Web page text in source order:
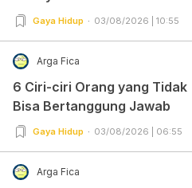
Gaya Hidup 03/08/2026 | 10:55
Arga Fica
6 Ciri-ciri Orang yang Tidak
Bisa Bertanggung Jawab
Gaya Hidup 03/08/2026 | 06:55
Arga Fica